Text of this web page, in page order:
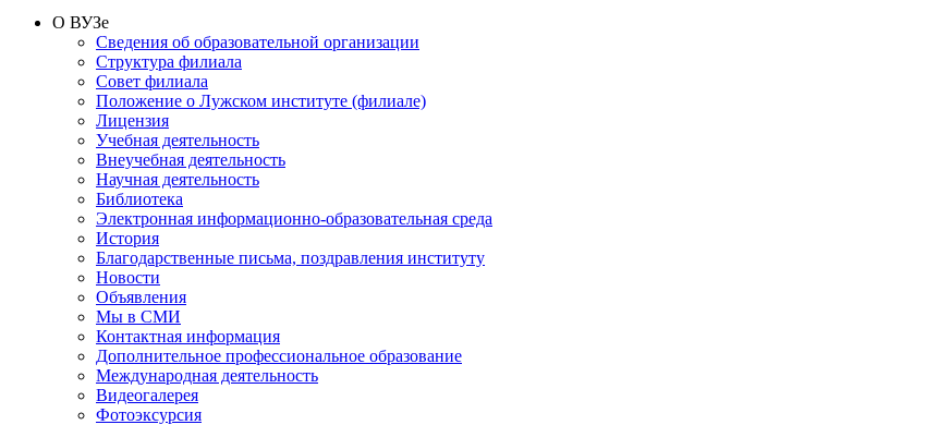
О ВУЗе
Сведения об образовательной организации
Структура филиала
Совет филиала
Положение о Лужском институте (филиале)
Лицензия
Учебная деятельность
Внеучебная деятельность
Научная деятельность
Библиотека
Электронная информационно-образовательная среда
История
Благодарственные письма, поздравления институту
Новости
Объявления
Мы в СМИ
Контактная информация
Дополнительное профессиональное образование
Международная деятельность
Видеогалерея
Фотоэксурсия